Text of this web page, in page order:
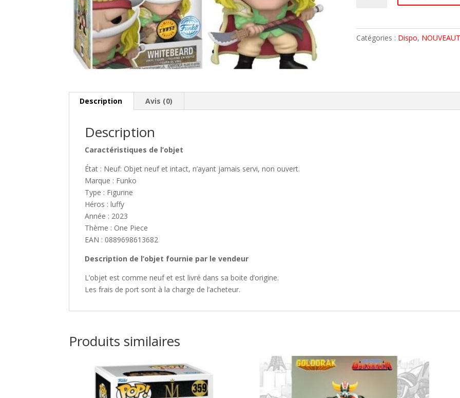
Figurine
CHASE
Catégories : Dispo,
Description Avis (0)
Description
Caractéristiques de l’objet
État : Neuf: Objet neuf et intact, n’ayant jamais servi, non ouvert.
Marque : Funko
Type : Figurine
Héros : luffy
Année : 2023
Thème : One Piece
EAN : 0889698613682
Description de l’objet fournie par le vendeur
L’objet est comme neuf et est livré dans sa boite d’origine.
Les frais de port sont à la charge de l’acheteur.
Produits similaires